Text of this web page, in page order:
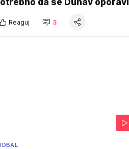
da se Dunav oporavi
Reaguj 3